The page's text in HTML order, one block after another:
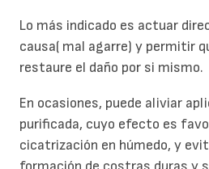
Lo más indicado es actuar
causa( mal agarre) y permitir
restaure el daño por si mismo.
En ocasiones, puede aliviar
purificada, cuyo efecto es
cicatrización en húmedo, y